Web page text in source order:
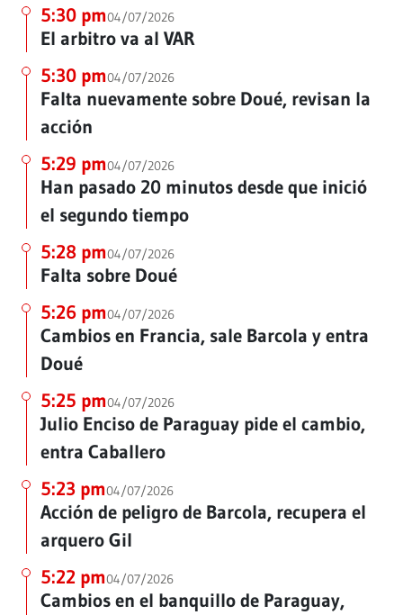
5:30 pm04/07/2026
El arbitro va al VAR
5:30 pm04/07/2026
Falta nuevamente sobre Doué, revisan la
acción
5:29 pm04/07/2026
Han pasado 20 minutos desde que inició
el segundo tiempo
5:28 pm04/07/2026
Falta sobre Doué
5:26 pm04/07/2026
Cambios en Francia, sale Barcola y entra
Doué
5:25 pm04/07/2026
Julio Enciso de Paraguay pide el cambio,
entra Caballero
5:23 pm04/07/2026
Acción de peligro de Barcola, recupera el
arquero Gil
5:22 pm04/07/2026
Cambios en el banquillo de Paraguay,